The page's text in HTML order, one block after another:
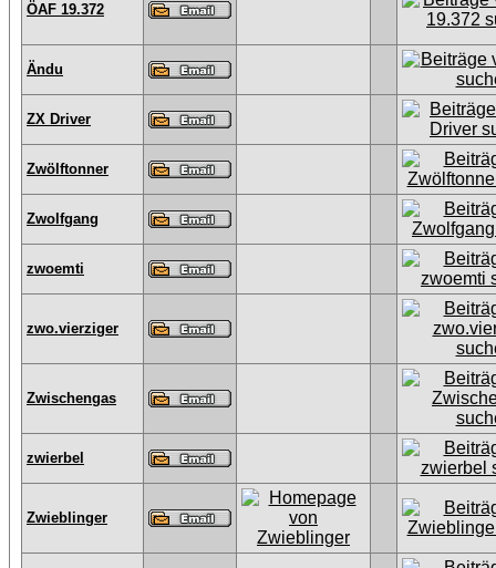
ÖAF 19.372
Ändu
ZX Driver
Zwölftonner
Zwolfgang
zwoemti
zwo.vierziger
Zwischengas
zwierbel
Zwieblinger